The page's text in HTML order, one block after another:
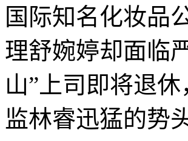
国际知名化妆品
理舒婉婷却面临
山”上司即将退
监林睿迅猛的势